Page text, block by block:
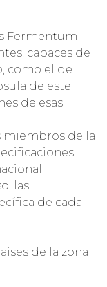
Fermentum
capaces de
como el de
de este
de esas
miembros de la
las
de cada
de la zona